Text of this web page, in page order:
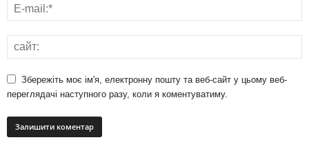
Збережіть моє ім'я, електронну пошту та веб-сайт у цьому веб-
переглядачі наступного разу, коли я коментуватиму.